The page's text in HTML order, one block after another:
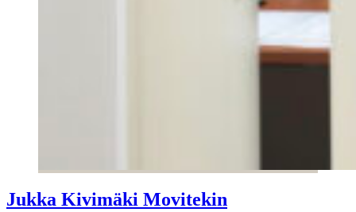
Jukka Kivimäki Movitekin